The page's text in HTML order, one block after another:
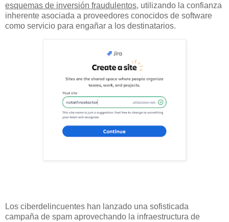
esquemas de inversión fraudulentos, utilizando la confianza
inherente asociada a proveedores conocidos de software
como servicio para engañar a los destinatarios.
Los ciberdelincuentes han lanzado una sofisticada
campaña de spam aprovechando la infraestructura de